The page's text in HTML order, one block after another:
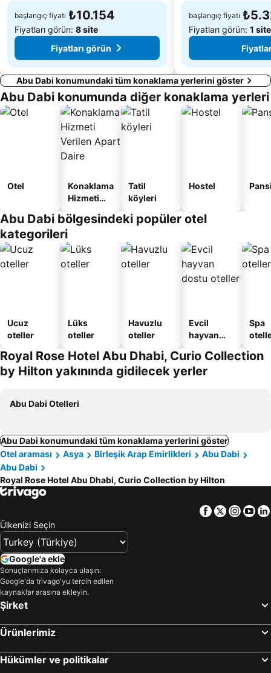
başlangıç fiyatı ₺10.154
Fiyatları görün: 8 site
Fiyatları görün
başlangıç fiyatı
Fiyatları görün: 1 site
Abu Dabi konumundaki tüm konaklama yerlerini göster
Abu Dabi konumunda diğer konaklama yerleri
Otel
Konaklama
Hizmeti
Apart
Tatil
köyleri
Hostel
Abu Dabi bölgesindeki popüler otel
kategorileri
Ucuz
oteller
Lüks
oteller
Havuzlu
oteller
Evcil
hayvan
oteller
Spa
Royal Rose Hotel Abu Dhabi, Curio Collection
by Hilton yakınında gidilecek yerler
Abu Dabi Otelleri
Abu Dabi konumundaki tüm konaklama yerlerini göster
Otel araması
Asya Birleşik Arap Emirlikleri
Abu Dabi
Abu Dabi
Royal Rose Hotel Abu Dhabi, Curio Collection by Hilton
Facebook
Twitter
Ülkenizi Seçin
Google'a ekle
Sonuçlarımıza kolayca ulaşın:
Google'da trivago'yu tercih edilen
kaynaklar arasına ekleyin.
Şirket
Ürünlerimiz
Hükümler ve politikalar